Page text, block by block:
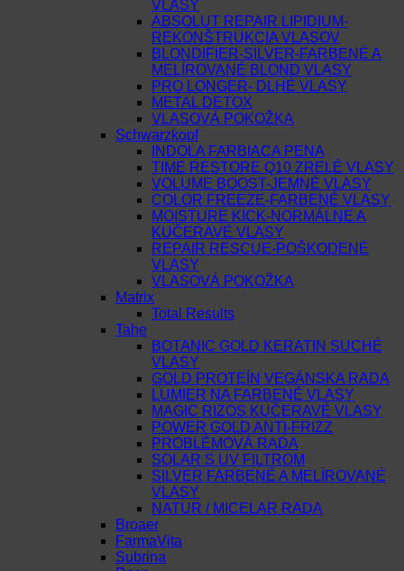
VLASY
ABSOLUT REPAIR LIPIDIUM-
REKONŠTRUKCIA VLASOV
BLONDIFIER-SILVER-FARBENÉ A
MELÍROVANÉ BLOND VLASY
PRO LONGER- DLHÉ VLASY
METAL DETOX
VLASOVÁ POKOŽKA
Schwarzkopf
INDOLA FARBIACA PENA
TIME RESTORE Q10 ZRELÉ VLASY
VOLUME BOOST-JEMNÉ VLASY
COLOR FREEZE-FARBENÉ VLASY
MOISTURE KICK-NORMÁLNE A
KUČERAVÉ VLASY
REPAIR RESCUE-POŠKODENÉ
VLASY
VLASOVÁ POKOŽKA
Matrix
Total Results
Tahe
BOTANIC GOLD KERATIN SUCHÉ
VLASY
GOLD PROTEÍN VEGÁNSKA RADA
LUMIER NA FARBENÉ VLASY
MAGIC RIZOS KUČERAVÉ VLASY
POWER GOLD ANTI-FRIZZ
PROBLÉMOVÁ RADA
SOLAR S UV FILTROM
SILVER FARBENÉ A MELÍROVANÉ
VLASY
NATUR / MICELAR RADA
Broaer
FarmaVita
Subrina